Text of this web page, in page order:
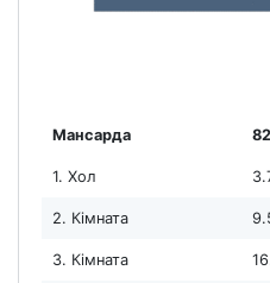
Мансарда
1. Хол
2. Кімната
3. Кімната